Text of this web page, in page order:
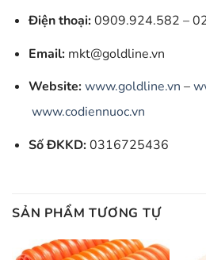
Điện thoại:0909.924.582 –
Email:mkt@goldline.vn
Website:www.goldline.vn –
www.codiennuoc.vn
Số ĐKKD:0316725436
SẢN PHẨM TƯƠNG TỰ